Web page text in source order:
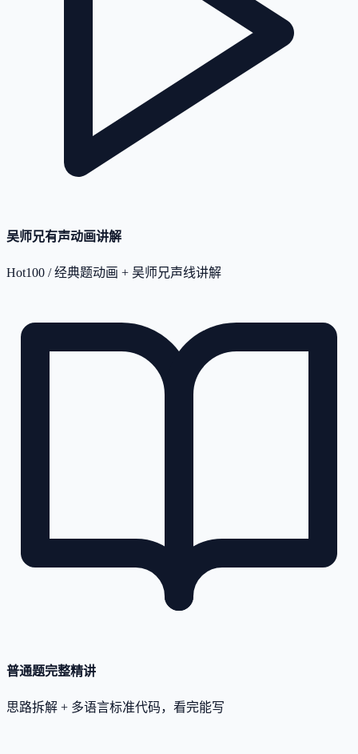
吴师兄有声动画讲解
Hot100 / 经典题动画 + 吴师兄声线讲解
普通题完整精讲
思路拆解 + 多语言标准代码，看完能写